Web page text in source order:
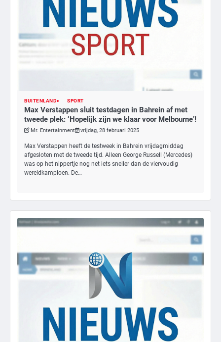
BUITENLAND SPORT
Max Verstappen sluit testdagen in Bahrein af met
tweede plek: ‘Hopelijk zijn we klaar voor Melbourne’!
Mr. Entertainment vrijdag, 28 februari 2025
Max Verstappen heeft de testweek in Bahrein vrijdagmiddag
afgesloten met de tweede tijd. Alleen George Russell (Mercedes)
was op het nippertje nog net iets sneller dan de viervoudig
wereldkampioen. De…